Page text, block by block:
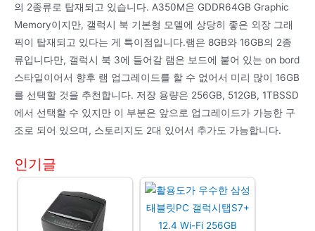
의 2종류로 탑재되고 있습니다. A350M은 GDDR64GB Graphic
Memory이지만, 갤럭시 북 기본형 모델에 상당히 좋은 외장 그래
픽이 탑재되고 있다는 게 특이점입니다.램은 8GB와 16GB의 2종
류입니다만, 갤럭시 북 3에 들어갈 램은 보드에 붙어 있는 on bord
스타일이어서 향후 램 업그레이드를 할 수 없어서 미리 많이 16GB
를 선택할 것을 추천합니다. 저장 용량은 256GB, 512GB, 1TBSSD
에서 선택할 수 있지만 이 부분은 앞으로 업그레이드가 가능한 구
조로 되어 있으며, 스토리지도 2대 있어서 추가도 가능합니다.
인기글